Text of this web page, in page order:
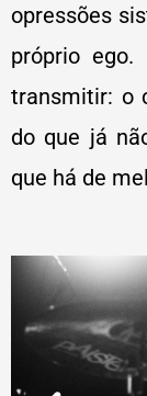
opressões
próprio
transmitir: o
do que já
que há de